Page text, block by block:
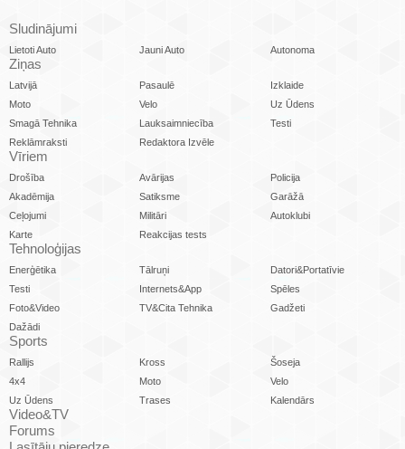
Sludinājumi
Lietoti Auto Jauni Auto Autonoma
Ziņas
Latvijā Pasaulē
Izklaide
Moto
Velo
Uz Ūdens
Smagā Tehnika
Lauksaimniecība
Testi
Reklāmraksti
Redaktora Izvēle
Vīriem
Drošība Avārijas
Policija
Akadēmija
Satiksme
Garāžā
Ceļojumi
Militāri
Autoklubi
Karte
Reakcijas tests
Tehnoloģijas
Enerģētika Tālruņi
Datori&Portatīvie
Testi
Internets&App
Spēles
Foto&Video
TV&Cita Tehnika
Gadžeti
Dažādi
Sports
Rallijs Kross
Šoseja
4x4
Moto
Velo
Uz Ūdens
Trases Kalendārs
Video&TV
Forums